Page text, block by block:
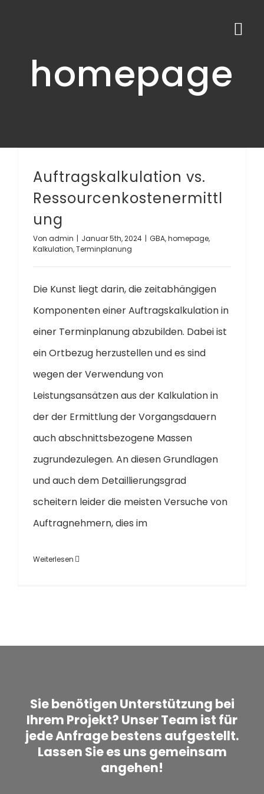
homepage
Auftragskalkulation vs.
Ressourcenkostenermittl
ung
Von admin | Januar 5th, 2024 | GBA,homepage,
Kalkulation,Terminplanung
Die Kunst liegt darin, die zeitabhängigen
Komponenten einer Auftragskalkulation in
einer Terminplanung abzubilden. Dabei ist
ein Ortbezug herzustellen und es sind
wegen der Verwendung von
Leistungsansätzen aus der Kalkulation in
der der Ermittlung der Vorgangsdauern
auch abschnittsbezogene Massen
zugrundezulegen. An diesen Grundlagen
und auch dem Detaillierungsgrad
scheitern leider die meisten Versuche von
Auftragnehmern, dies im
Weiterlesen
Sie benötigen Unterstützung bei
Ihrem Projekt? Unser Team ist für
jede Anfrage bestens aufgestellt.
Lassen Sie es uns gemeinsam
angehen!